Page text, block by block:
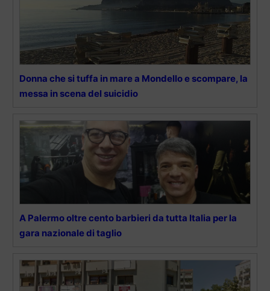
Donna che si tuffa in mare a Mondello e scompare, la
messa in scena del suicidio
A Palermo oltre cento barbieri da tutta Italia per la
gara nazionale di taglio